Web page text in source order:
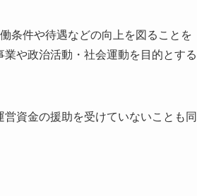
条件や待遇などの向上を図ることを
や政治活動・社会運動を目的とする
資金の援助を受けていないことも同